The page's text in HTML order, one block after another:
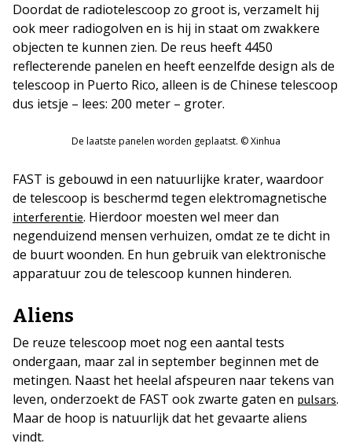
Doordat de radiotelescoop zo groot is, verzamelt hij
ook meer radiogolven en is hij in staat om zwakkere
objecten te kunnen zien. De reus heeft 4450
reflecterende panelen en heeft eenzelfde design als de
telescoop in Puerto Rico, alleen is de Chinese telescoop
dus ietsje – lees: 200 meter – groter.
De laatste panelen worden geplaatst. © Xinhua
FAST is gebouwd in een natuurlijke krater, waardoor
de telescoop is beschermd tegen elektromagnetische
interferentie. Hierdoor moesten wel meer dan
negenduizend mensen verhuizen, omdat ze te dicht in
de buurt woonden. En hun gebruik van elektronische
apparatuur zou de telescoop kunnen hinderen.
Aliens
De reuze telescoop moet nog een aantal tests
ondergaan, maar zal in september beginnen met de
metingen. Naast het heelal afspeuren naar tekens van
leven, onderzoekt de FAST ook zwarte gaten en pulsars.
Maar de hoop is natuurlijk dat het gevaarte aliens
vindt.